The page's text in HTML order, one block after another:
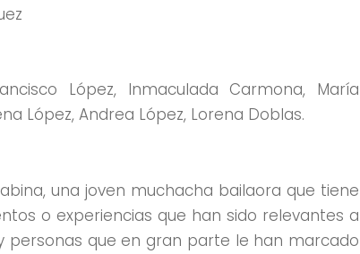
López, Inmaculada Carmona, María
López, Andrea López, Lorena Doblas.
una joven muchacha bailaora que tiene
o experiencias que han sido relevantes a
personas que en gran parte le han marcado